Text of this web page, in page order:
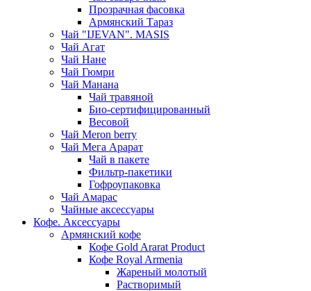
Прозрачная фасовка
Армянский Тараз
Чай "IJEVAN". MASIS
Чай Агат
Чай Нане
Чай Гюмри
Чай Манана
Чай травяной
Био-сертифицированный
Весовой
Чай Meron berry
Чай Мега Арарат
Чай в пакете
Фильтр-пакетики
Гофроупаковка
Чай Амарас
Чайные аксессуары
Кофе. Аксессуары
Армянский кофе
Кофе Gold Ararat Product
Кофе Royal Armenia
Жареный молотый
Растворимый